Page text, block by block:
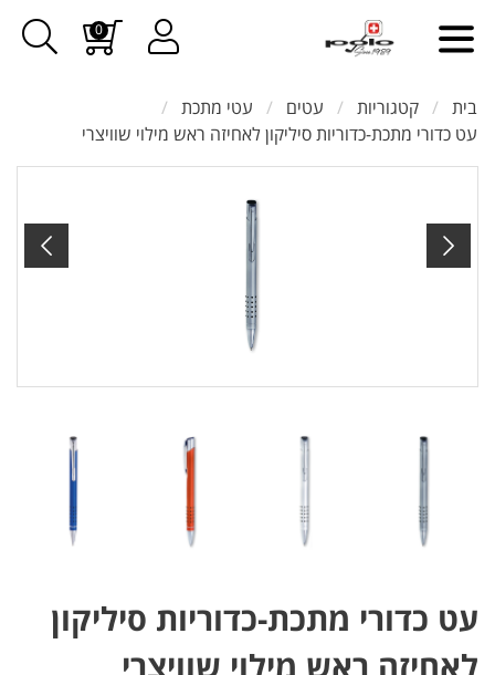
0
בית קטגוריות עטים
עטי מתכת
עט כדורי מתכת-כדוריות סיליקון לאחיזה ראש מילוי שוויצרי
עט כדורי מתכת-כדוריות סיליקון